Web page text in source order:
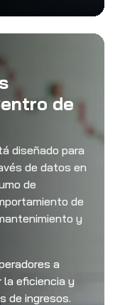
de
diseñado para
de datos en
de
de
y
a
la eficiencia y
de ingresos.